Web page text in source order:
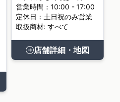
営業時間：10:00 - 17:00
定休日：土日祝のみ営業
取扱商材: すべて
店舗詳細・地図